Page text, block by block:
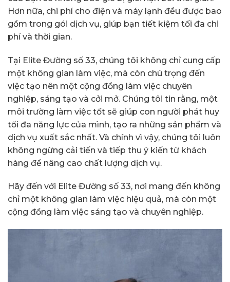
Hơn nữa, chi phí cho điện và máy lạnh đều được bao
gồm trong gói dịch vụ, giúp bạn tiết kiệm tối đa chi
phí và thời gian.
Tại Elite Đường số 33, chúng tôi không chỉ cung cấp
một không gian làm việc, mà còn chú trọng đến
việc tạo nên một cộng đồng làm việc chuyên
nghiệp, sáng tạo và cởi mở. Chúng tôi tin rằng, một
môi trường làm việc tốt sẽ giúp con người phát huy
tối đa năng lực của mình, tạo ra những sản phẩm và
dịch vụ xuất sắc nhất. Và chính vì vậy, chúng tôi luôn
không ngừng cải tiến và tiếp thu ý kiến từ khách
hàng để nâng cao chất lượng dịch vụ.
Hãy đến với Elite Đường số 33, nơi mang đến không
chỉ một không gian làm việc hiệu quả, mà còn một
cộng đồng làm việc sáng tạo và chuyên nghiệp.